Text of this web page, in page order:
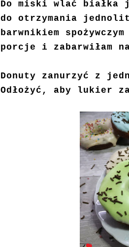
Do miski wlać białka
do otrzymania
barwnikiem
porcje i zabarwiłam
Donuty zanurzyć z
Odłożyć, aby lukier